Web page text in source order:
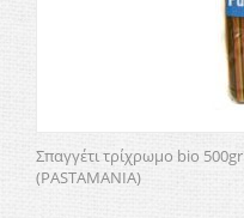
Σπαγγέτι τρίχρωμο bio 500gr
(PASTAMANIA)